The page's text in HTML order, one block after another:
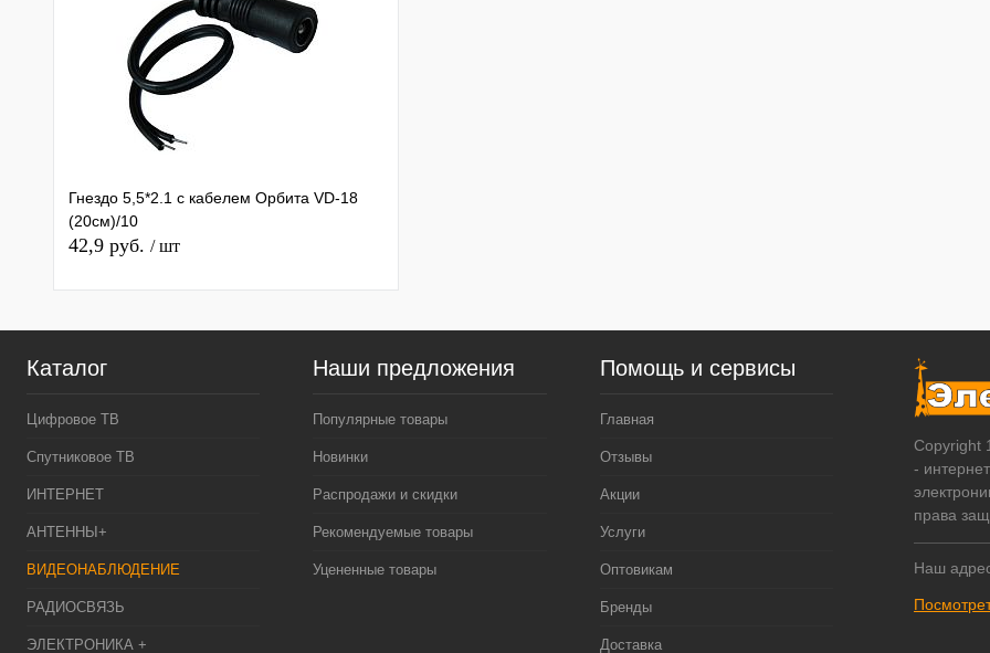
Гнездо 5,5*2.1 с кабелем Орбита VD-18
(20см)/10
42,9 руб. / шт
Каталог
Цифровое ТВ
Спутниковое ТВ
ИНТЕРНЕТ
АНТЕННЫ+
ВИДЕОНАБЛЮДЕНИЕ
РАДИОСВЯЗЬ
ЭЛЕКТРОНИКА +
Наши предложения
Популярные товары
Новинки
Распродажи и скидки
Рекомендуемые товары
Уцененные товары
Помощь и сервисы
Главная
Отзывы
Акции
Услуги
Оптовикам
Бренды
Доставка
Copyright
-
права
Наш